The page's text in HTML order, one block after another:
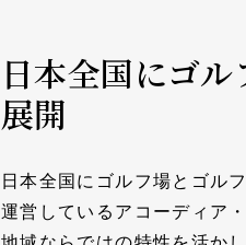
日本全国にゴル
展開
日本全国にゴルフ場とゴル
運営しているアコーディア・